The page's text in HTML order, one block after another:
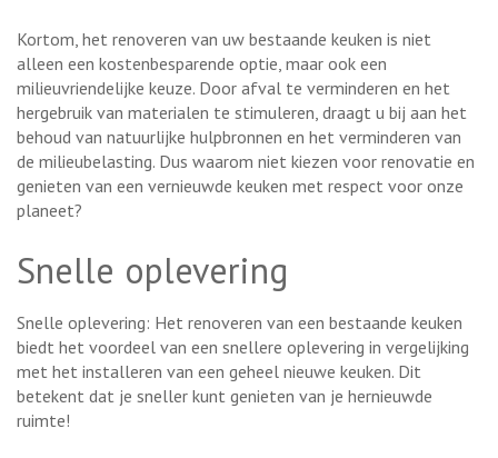
Kortom, het renoveren van uw bestaande keuken is niet
alleen een kostenbesparende optie, maar ook een
milieuvriendelijke keuze. Door afval te verminderen en het
hergebruik van materialen te stimuleren, draagt u bij aan het
behoud van natuurlijke hulpbronnen en het verminderen van
de milieubelasting. Dus waarom niet kiezen voor renovatie en
genieten van een vernieuwde keuken met respect voor onze
planeet?
Snelle oplevering
Snelle oplevering: Het renoveren van een bestaande keuken
biedt het voordeel van een snellere oplevering in vergelijking
met het installeren van een geheel nieuwe keuken. Dit
betekent dat je sneller kunt genieten van je hernieuwde
ruimte!